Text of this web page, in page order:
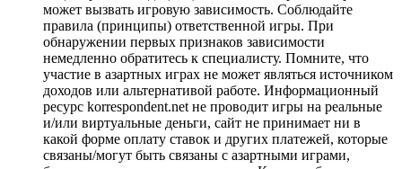
может вызвать игровую зависимость. Соблюдайте
правила (принципы) ответственной игры. При
обнаружении первых признаков зависимости
немедленно обратитесь к специалисту. Помните, что
участие в азартных играх не может являться источником
доходов или альтернативой работе. Информационный
ресурс korrespondent.net не проводит игры на реальные
и/или виртуальные деньги, сайт не принимает ни в
какой форме оплату ставок и других платежей, которые
связаны/могут быть связаны с азартными играми,